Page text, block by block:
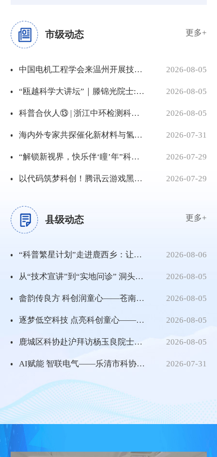
市级动态 更多+
中国电机工程学会来温州开展技术对接活动 2026-08-05
“瓯越科学大讲坛”｜滕锦光院士:科研成果上书架和货架 2026-08-05
科普合伙人⑬ | 浙江中环检测科技股份有限公司党支部书记郭世辉：脚踩“垃圾山” 手握实验数据，筑牢温州环保的底气 2026-08-05
海内外专家共探催化新材料与氢能国际合作 “科创温州・材料新声”新材料创新主题科学咖啡馆举行 2026-07-31
“解锁新视界，快乐伴‘瞳’年”科普活动首次入企！80名“小候鸟”种下护眼种子 2026-07-29
以代码筑梦科创！腾讯云游戏黑客松温州站圆满落幕 2026-07-29
县级动态 更多+
“科普繁星计划”走进鹿西乡：让科普之光守护海岛假期安全 2026-08-06
从“技术宣讲”到“实地问诊” 洞头区这场科学咖啡馆打通助企服务全链条 2026-08-05
畲韵传良方 科创润童心——苍南县“畲韵科创 · 趣味实验营”科普活动举行 2026-08-05
逐梦低空科技 点亮科创童心——洞头区开展“科技向未来 实践出真知”研学活动 2026-08-05
鹿城区科协赴沪拜访杨玉良院士深化产学研协同创新 2026-08-05
AI赋能 智联电气——乐清市科协搭台推动AI技术与乐清电气产业深度融合 2026-07-31